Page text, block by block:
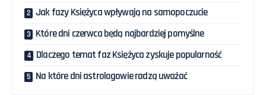
Jak fazy Księżyca wpływają na samopoczucie
Które dni czerwca będą najbardziej pomyślne
Dlaczego temat faz Księżyca zyskuje popularność
Na które dni astrologowie radzą uważać